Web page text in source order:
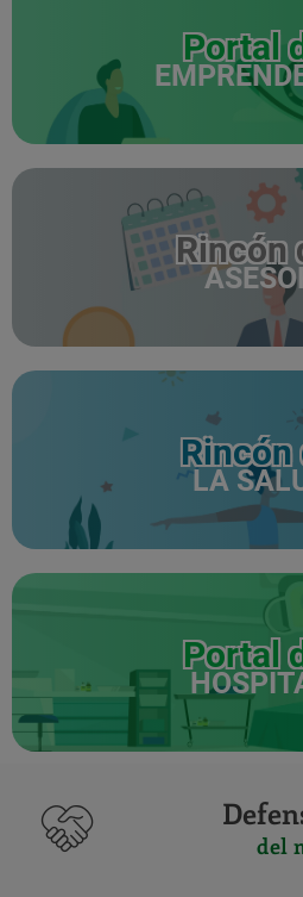
Portal
Rincón
Rincón
LA
Portal
del